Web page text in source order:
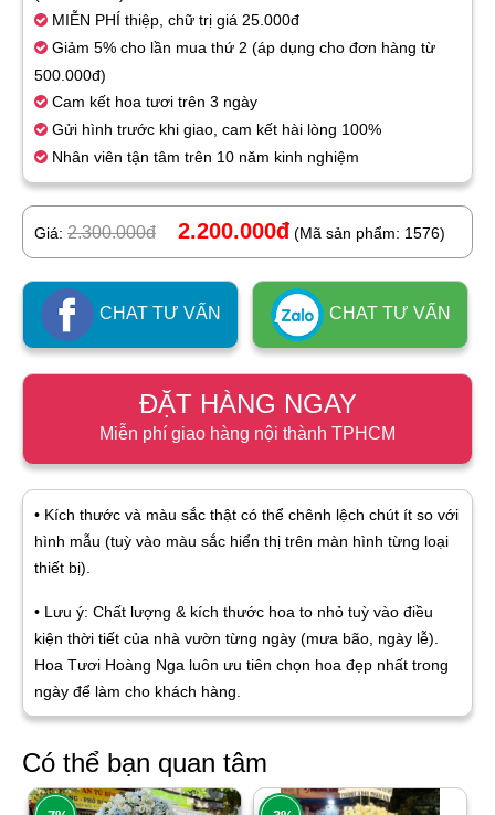
MIỄN PHÍ thiệp, chữ trị giá 25.000đ
Giảm 5% cho lần mua thứ 2 (áp dụng cho đơn hàng từ
500.000đ)
Cam kết hoa tươi trên 3 ngày
Gửi hình trước khi giao, cam kết hài lòng 100%
Nhân viên tận tâm trên 10 năm kinh nghiệm
Giá: 2.300.000đ 2.200.000đ (Mã sản phẩm: 1576)
CHAT TƯ VẤN CHAT TƯ VẤN
ĐẶT HÀNG NGAY
Miễn phí giao hàng nội thành TPHCM
• Kích thước và màu sắc thật có thể chênh lệch chút ít so với
hình mẫu (tuỳ vào màu sắc hiển thị trên màn hình từng loại
thiết bị).
• Lưu ý: Chất lượng & kích thước hoa to nhỏ tuỳ vào điều
kiện thời tiết của nhà vườn từng ngày (mưa bão, ngày lễ).
Hoa Tươi Hoàng Nga luôn ưu tiên chọn hoa đẹp nhất trong
ngày để làm cho khách hàng.
Có thể bạn quan tâm